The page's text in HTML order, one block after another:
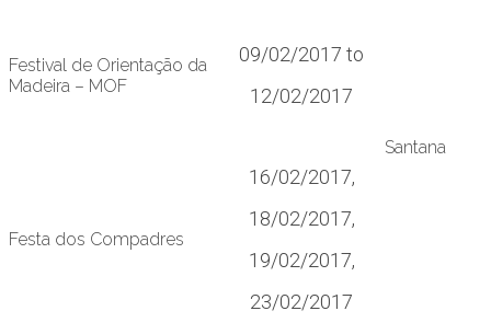
Festival de Orientação da
Madeira – MOF
09/02/2017 to
12/02/2017
Festa dos Compadres
16/02/2017,
18/02/2017,
19/02/2017,
23/02/2017
Santana